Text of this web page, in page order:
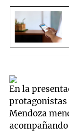
En la
protagonistas
Mendoza